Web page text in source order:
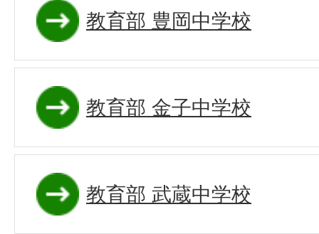
教育部 豊岡中学校
教育部 金子中学校
教育部 武蔵中学校